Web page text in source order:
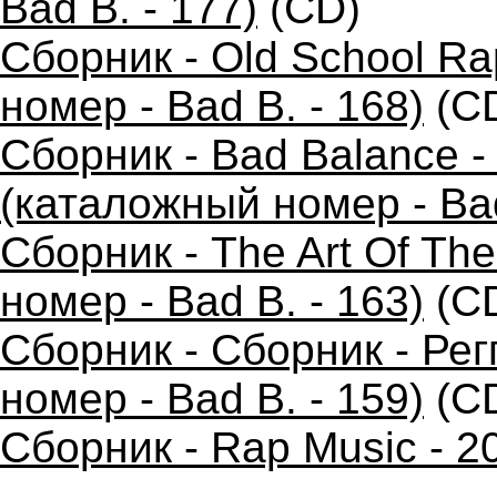
Сборник - Old School
номер - Bad B. - 168)
Сборник - Bad Balance
(каталожный номер -
Сборник - The Art Of
номер - Bad B. - 163)
Сборник - Сборник -
номер - Bad B. - 159)
Сборник - Rap Music -